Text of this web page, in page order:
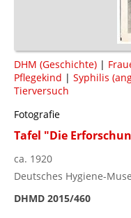
DHM (Geschichte) |
Pflegekind | Syphilis
Tierversuch
Fotografie
Tafel "Die
ca. 1920
Deutsches Hygiene-
DHMD 2015/460